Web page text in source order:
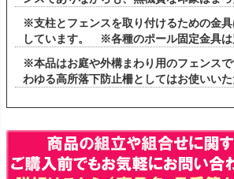
※支柱とフェンスを取り付けるための金
しています。 ※各種のポール固定金具は
※本品はお庭や外構まわり用のフェンス
わゆる高所落下防止柵としてはお使いいた